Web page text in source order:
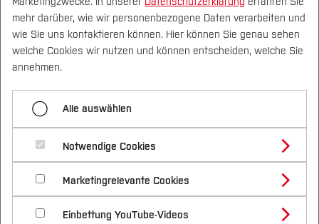
Campus Personen DE|EN Quicklinks
Studium
Studienangebote
Bachelorstudiengänge
Masterstudiengänge
Vor dem Studium
Bewerben & Einschreiben
Bewerbungsportal
Im Studium
Studienbüros und Prüfungen
Nach dem Studium
Forschung & Transfer
Profil
Forschungs- und Transferprofil
Schwerpunkte (FuT)
Beratung & Förderung
Nachhaltigkeit
Nachhaltigkeit studieren
International
Menü aufklappen
6.2 Geodatenbanken
6.3 Räumliche Indexstrukturen
6.1 Realweltobjekte
Behandelte Themen
Objektorientiertes Modell für Realweltobjekte
General-Feature-Modell und Simple-Feature-
mehr darüber, wie wir personenbezogene Daten verarbeiten und
wie Sie uns kontaktieren können. Hier können Sie genau sehen
welche Cookies wir nutzen und können entscheiden, welche Sie
annehmen.
Alle auswählen
Notwendige Cookies
Marketingrelevante Cookies
Einbettung YouTube-Videos